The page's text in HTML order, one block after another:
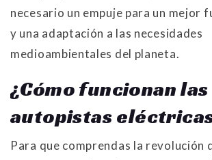
necesario un empuje para un mejor
y una adaptación a las necesidades
medioambientales del planeta.
¿Cómo funcionan las
autopistas
Para que comprendas la revolución